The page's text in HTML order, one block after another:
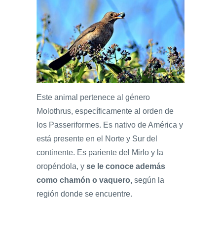
Este animal pertenece al género
Molothrus, específicamente al orden de
los Passeriformes. Es nativo de América y
está presente en el Norte y Sur del
continente. Es pariente del Mirlo y la
oropéndola, y se le conoce además
como chamón o vaquero, según la
región donde se encuentre.